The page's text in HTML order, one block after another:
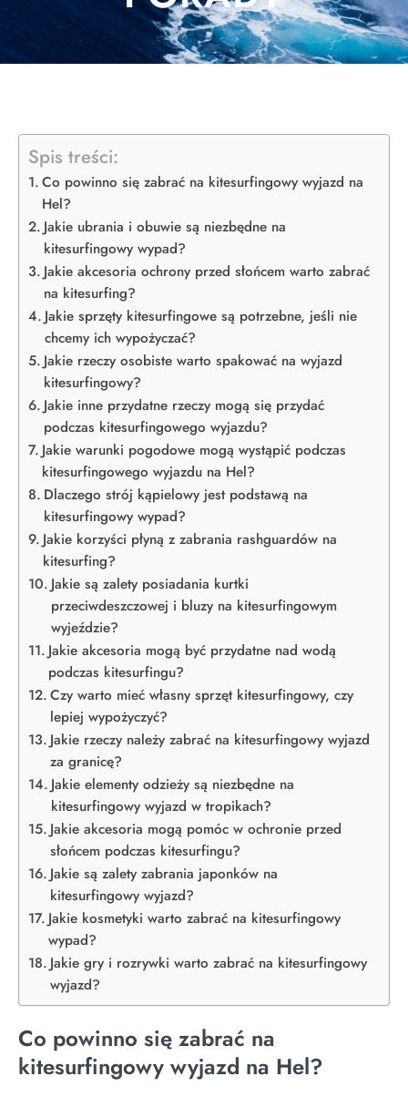
Spis treści:
Co powinno się zabrać na kitesurfingowy wyjazd na
Hel?
Jakie ubrania i obuwie są niezbędne na
kitesurfingowy wypad?
Jakie akcesoria ochrony przed słońcem warto zabrać
na kitesurfing?
Jakie sprzęty kitesurfingowe są potrzebne, jeśli nie
chcemy ich wypożyczać?
Jakie rzeczy osobiste warto spakować na wyjazd
kitesurfingowy?
Jakie inne przydatne rzeczy mogą się przydać
podczas kitesurfingowego wyjazdu?
Jakie warunki pogodowe mogą wystąpić podczas
kitesurfingowego wyjazdu na Hel?
Dlaczego strój kąpielowy jest podstawą na
kitesurfingowy wypad?
Jakie korzyści płyną z zabrania rashguardów na
kitesurfing?
Jakie są zalety posiadania kurtki
przeciwdeszczowej i bluzy na kitesurfingowym
wyjeździe?
Jakie akcesoria mogą być przydatne nad wodą
podczas kitesurfingu?
Czy warto mieć własny sprzęt kitesurfingowy, czy
lepiej wypożyczyć?
Jakie rzeczy należy zabrać na kitesurfingowy wyjazd
za granicę?
Jakie elementy odzieży są niezbędne na
kitesurfingowy wyjazd w tropikach?
Jakie akcesoria mogą pomóc w ochronie przed
słońcem podczas kitesurfingu?
Jakie są zalety zabrania japonków na
kitesurfingowy wyjazd?
Jakie kosmetyki warto zabrać na kitesurfingowy
wypad?
Jakie gry i rozrywki warto zabrać na kitesurfingowy
wyjazd?
Co powinno się zabrać na
kitesurfingowy wyjazd na Hel?